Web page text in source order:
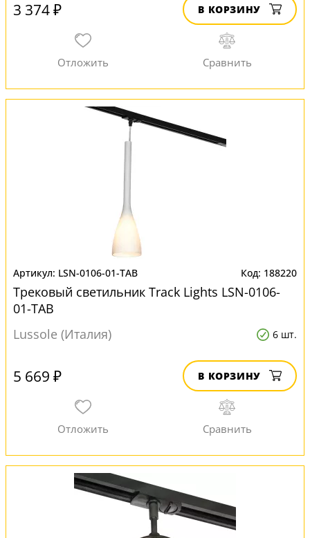
3 374 ₽ В КОРЗИНУ
LSN-0106-01-TAB 188220
Трековый светильник Track Lights LSN-0106-
01-TAB
Lussole (Италия)
6 шт.
5 669 ₽ В КОРЗИНУ